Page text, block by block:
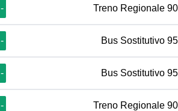
- Treno Regionale
- Bus Sostitutivo
- Bus Sostitutivo
- Treno Regionale